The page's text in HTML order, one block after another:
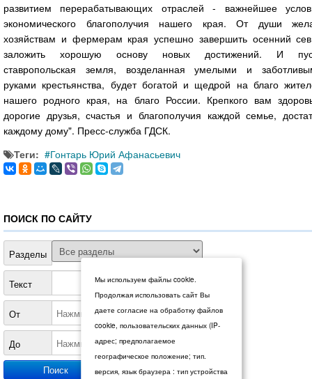
развитием перерабатывающих отраслей - важнейшее
экономического благополучия нашего края. От души
хозяйствам и фермерам края успешно завершить осенний
заложить хорошую основу новых достижений. И
ставропольская земля, возделанная умелыми и
руками крестьянства, будет богатой и щедрой на благо
нашего родного края, на благо России. Крепкого вам
дорогие друзья, счастья и благополучия каждой семье,
каждому дому". Пресс-служба ГДСК.
Теги:
Гонтарь Юрий Афанасьевич
ПОИСК ПО САЙТУ
Разделы
Текст
От
До
Мы используем файлы cookie.
Продолжая использовать сайт Вы
даете согласие на обработку файлов
cookie, пользовательских данных (IP-
адрес; предполагаемое
географическое положение; тип.
версия, язык браузера : тип устройства